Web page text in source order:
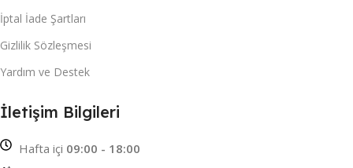
İptal İade Şartları
Gizlilik Sözleşmesi
Yardım ve Destek
İletişim Bilgileri
Hafta içi 09:00 - 18:00